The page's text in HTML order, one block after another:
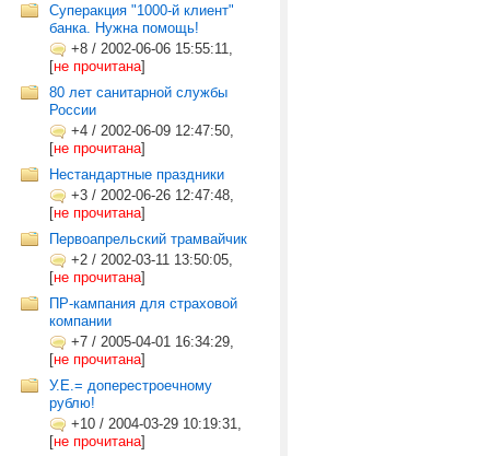
Cуперакция "1000-й клиент"
банка. Нужна помощь!
+8 / 2002-06-06 15:55:11,
[не прочитана]
80 лет санитарной службы
России
+4 / 2002-06-09 12:47:50,
[не прочитана]
Нестандартные праздники
+3 / 2002-06-26 12:47:48,
[не прочитана]
Первоапрельский трамвайчик
+2 / 2002-03-11 13:50:05,
[не прочитана]
ПР-кампания для страховой
компании
+7 / 2005-04-01 16:34:29,
[не прочитана]
У.Е.= доперестроечному
рублю!
+10 / 2004-03-29 10:19:31,
[не прочитана]